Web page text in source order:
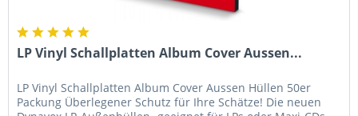
LP Vinyl Schallplatten Album Cover Aussen...
LP Vinyl Schallplatten Album Cover Aussen Hüllen 50er
Packung Überlegener Schutz für Ihre Schätze! Die neuen